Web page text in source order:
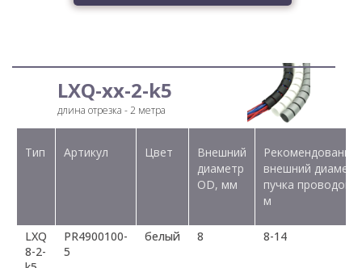
LXQ-xx-2-k5
длина отрезка - 2 метра
Тип Артикул Цвет
Внешний
диаметр
OD, мм
внешний диаметр
пучка проводов,
м
LXQ
8-2-
PR4900100-
5
белый 8 8-14